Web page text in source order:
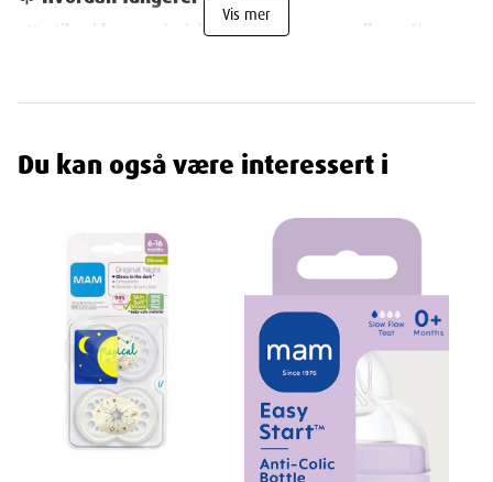
lar luft strømmeutenom melken
, slik at
ved amming
🌱 Miljøvennlig innovasjon:
Steriliseres raskt og energieffektivt
Skjold, lokk og steriliseringsboks
biosirkulært
materiale(ISCC PLUS-sertifisert)
Perfekt for:
🔹 Babyer som sliter med kolikk eller luft i magen
🔹 Mødre somkombinerer amming og flaske
🔹 Foreldre som ønsker et
trygt og miljøbevisst valg
Gi babyen en rolig og naturlig spiseopplevelse – og gjør en
forskjell for planeten!
Vis mer
Du kan også være interessert i